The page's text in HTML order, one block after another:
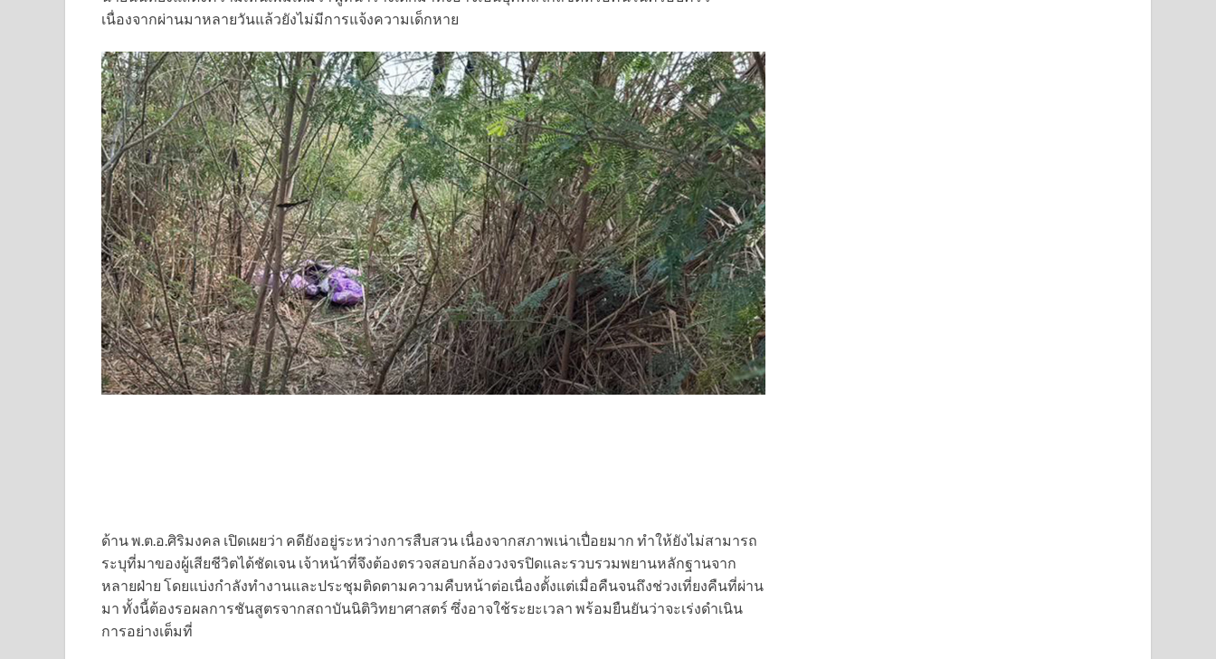
เนื่องจากผ่านมาหลายวันแล้วยังไม่มีการแจ้งความเด็กหาย
ด้าน พ.ต.อ.ศิริมงคล เปิดเผยว่า คดียังอยู่ระหว่างการสืบสวน เนื่องจากสภาพเน่าเปื่อยมาก ทำให้ยังไม่สามารถ
ระบุที่มาของผู้เสียชีวิตได้ชัดเจน เจ้าหน้าที่จึงต้องตรวจสอบกล้องวงจรปิดและรวบรวมพยานหลักฐานจาก
หลายฝ่าย โดยแบ่งกำลังทำงานและประชุมติดตามความคืบหน้าต่อเนื่องตั้งแต่เมื่อคืนจนถึงช่วงเที่ยงคืนที่ผ่าน
มา ทั้งนี้ต้องรอผลการชันสูตรจากสถาบันนิติวิทยาศาสตร์ ซึ่งอาจใช้ระยะเวลา พร้อมยืนยันว่าจะเร่งดำเนิน
การอย่างเต็มที่